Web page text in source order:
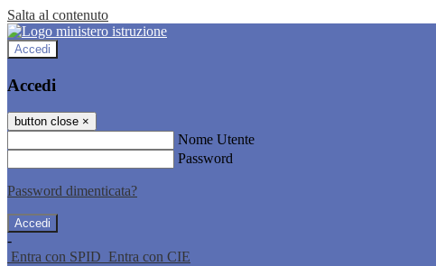
Salta al contenuto
Accedi
Accedi
button close ×
Nome Utente
Password
Password dimenticata?
-
Entra con SPID Entra con CIE